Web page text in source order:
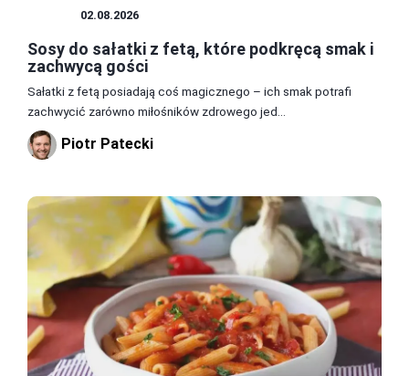
02.08.2026
Sosy do sałatki z fetą, które podkręcą smak i
zachwycą gości
Sałatki z fetą posiadają coś magicznego – ich smak potrafi
zachwycić zarówno miłośników zdrowego jed...
Piotr Patecki